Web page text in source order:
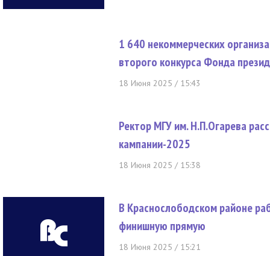
1 640 некоммерческих
второго конкурса Фонда
18 Июня 2025 / 15:43
Ректор МГУ им. Н.П.Огарева
кампании-2025
18 Июня 2025 / 15:38
В Краснослободском районе
финишную прямую
18 Июня 2025 / 15:21